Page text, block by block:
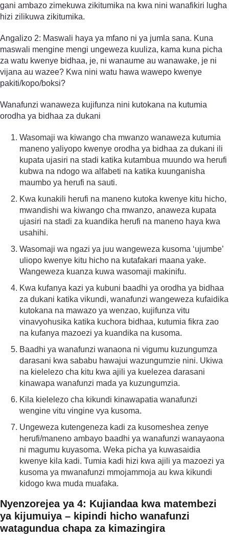
gani ambazo zimekuwa zikitumika na kwa nini wanafikiri lugha
hizi zilikuwa zikitumika.
Angalizo 2: Maswali haya ya mfano ni ya jumla sana. Kuna
maswali mengine mengi ungeweza kuuliza, kama kuna picha
za watu kwenye bidhaa, je, ni wanaume au wanawake, je ni
vijana au wazee? Kwa nini watu hawa wawepo kwenye
pakiti/kopo/boksi?
Wanafunzi wanaweza kujifunza nini kutokana na kutumia
orodha ya bidhaa za dukani
Wasomaji wa kiwango cha mwanzo wanaweza kutumia
maneno yaliyopo kwenye orodha ya bidhaa za dukani ili
kupata ujasiri na stadi katika kutambua muundo wa herufi
kubwa na ndogo wa alfabeti na katika kuunganisha
maumbo ya herufi na sauti.
Kwa kunakili herufi na maneno kutoka kwenye kitu hicho,
mwandishi wa kiwango cha mwanzo, anaweza kupata
ujasiri na stadi za kuandika herufi na maneno haya kwa
usahihi.
Wasomaji wa ngazi ya juu wangeweza kusoma ‘ujumbe’
uliopo kwenye kitu hicho na kutafakari maana yake.
Wangeweza kuanza kuwa wasomaji makinifu.
Kwa kufanya kazi ya kubuni baadhi ya orodha ya bidhaa
za dukani katika vikundi, wanafunzi wangeweza kufaidika
kutokana na mawazo ya wenzao, kujifunza vitu
vinavyohusika katika kuchora bidhaa, kutumia fikra zao
na kufanya mazoezi ya kuandika na kusoma.
Baadhi ya wanafunzi wanaona ni vigumu kuzungumza
darasani kwa sababu hawajui wazungumzie nini. Ukiwa
na kielelezo cha kitu kwa ajili ya kuelezea darasani
kinawapa wanafunzi mada ya kuzungumzia.
Kila kielelezo cha kikundi kinawapatia wanafunzi
wengine vitu vingine vya kusoma.
Ungeweza kutengeneza kadi za kusomeshea zenye
herufi/maneno ambayo baadhi ya wanafunzi wanayaona
ni magumu kuyasoma. Weka picha ya kuwasaidia
kwenye kila kadi. Tumia kadi hizi kwa ajili ya mazoezi ya
kusoma ya mwanafunzi mmojammoja au kwa kikundi
kidogo kwa muda muafaka.
Nyenzo­rejea ya 4: Kujiandaa kwa matembezi
ya kijumuiya – kipindi hicho wanafunzi
watagundua chapa za kimazingira